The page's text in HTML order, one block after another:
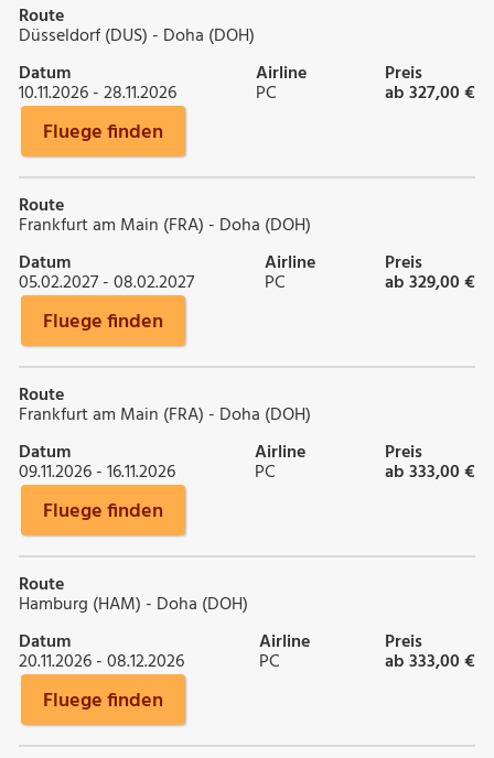
Route
Düsseldorf (DUS) - Doha (DOH)
Datum
10.11.2026 - 28.11.2026
Airline
PC
Preis
ab 327,00 €
Fluege finden
Route
Frankfurt am Main (FRA) - Doha (DOH)
Datum
05.02.2027 - 08.02.2027
Airline
PC
Preis
ab 329,00 €
Fluege finden
Route
Frankfurt am Main (FRA) - Doha (DOH)
Datum
09.11.2026 - 16.11.2026
Airline
PC
Preis
ab 333,00 €
Fluege finden
Route
Hamburg (HAM) - Doha (DOH)
Datum
20.11.2026 - 08.12.2026
Airline
PC
Preis
ab 333,00 €
Fluege finden